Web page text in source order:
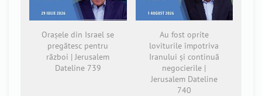
Orașele din Israel se
pregătesc pentru
război | Jerusalem
Dateline 739
Au fost oprite
loviturile împotriva
Iranului și continuă
negocierile |
Jerusalem Dateline
740